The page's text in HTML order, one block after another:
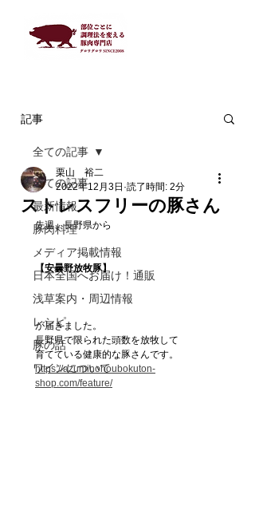
記事
全ての記事
最新情報
豚肉料理
メディア掲載情報
日本全国へお届け！通販
浅草案内・周辺情報
レシピ
豚の話
ワインについて
全ての記事
ストレスフリーの豚さん
栗山 裕二
2022年12月3日 読了時間: 2分
先週、長野県から
【安曇野放牧豚】
が届きました。
長野県で限られた頭数を放牧して
育てている健康的な豚さんです。
https://azuminohoubokuton-
shop.com/feature/